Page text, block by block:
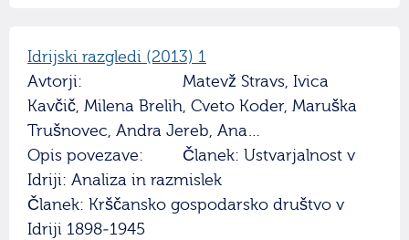
Idrijski razgledi (2013) 1
Avtorji:
Matevž Stravs, Ivica
Kavčič, Milena Brelih, Cveto Koder, Maruška
Trušnovec, Andra Jereb, Ana…
Opis povezave:
Članek: Ustvarjalnost v
Idriji: Analiza in razmislek
Članek: Krščansko gospodarsko društvo v
Idriji 1898-1945